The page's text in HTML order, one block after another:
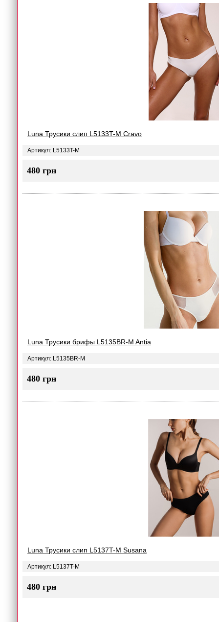
Luna Трусики слип L5133T-M Cravo
Артикул: L5133T-M
480 грн
Luna Трусики брифы L5135BR-M Antia
Артикул: L5135BR-M
480 грн
Luna Трусики слип L5137T-M Susana
Артикул: L5137T-M
480 грн